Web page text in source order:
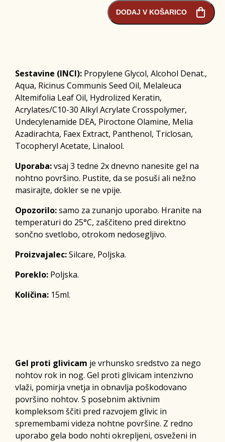
DODAJ V KOŠARICO
Sestavine (INCI): Propylene Glycol, Alcohol Denat.,
Aqua, Ricinus Communis Seed Oil, Melaleuca
Altemifolia Leaf Oil, Hydrolized Keratin,
Acrylates/C10-30 Alkyl Acrylate Crosspolymer,
Undecylenamide DEA, Piroctone Olamine, Melia
Azadirachta, Faex Extract, Panthenol, Triclosan,
Tocopheryl Acetate, Linalool.
Uporaba:vsaj 3 tedne 2x dnevno nanesite gel na
nohtno površino. Pustite, da se posuši ali nežno
masirajte, dokler se ne vpije.
Opozorilo:samo za zunanjo uporabo. Hranite na
temperaturi do 25°C, zaščiteno pred direktno
sončno svetlobo, otrokom nedosegljivo.
Proizvajalec:Silcare, Poljska.
Poreklo: Poljska.
Količina: 15ml.
Gel proti glivicam je vrhunsko sredstvo za nego
nohtov rok in nog. Gel proti glivicam intenzivno
vlaži, pomirja vnetja in obnavlja poškodovano
površino nohtov. S posebnim aktivnim
kompleksom ščiti pred razvojem glivic in
spremembami videza nohtne površine. Z redno
uporabo gela bodo nohti okrepljeni, osveženi in